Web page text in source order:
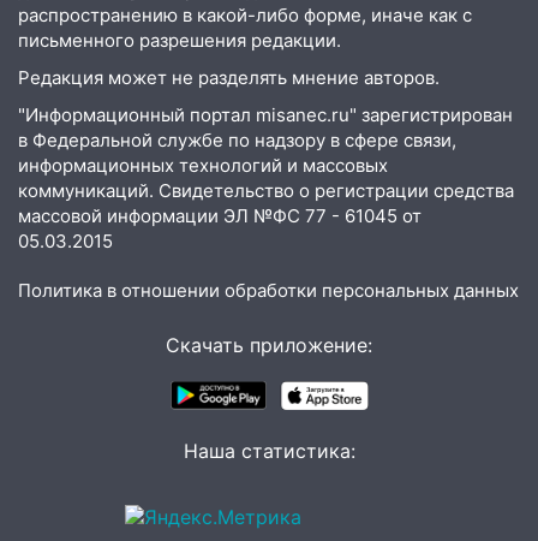
14:01 Инсценировали ДТП и получили
более 4,6 миллиона рублей: перед
судом предстанет банда
автоподставщиков
13:36 В Инзе произошел крупный пожар
13:00
В суде защитили репутацию
мужчины, которого необоснованно
животными
Миллион на «льготниках»: в
провернул хитрую схему с чужими
Ульяновский алиментщик накопил
распространению в какой-либо форме, иначе как с
письменного разрешения редакции.
Редакция может не разделять мнение авторов.
"Информационный портал misanec.ru" зарегистрирован
в Федеральной службе по надзору в сфере связи,
информационных технологий и массовых
коммуникаций. Свидетельство о регистрации средства
массовой информации ЭЛ №ФС 77 - 61045 от
05.03.2015
Политика в отношении обработки персональных данных
Скачать приложение:
Наша статистика: